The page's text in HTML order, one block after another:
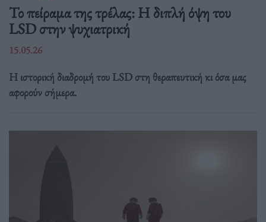
Το πείραμα της τρέλας: Η διπλή όψη του
LSD στην ψυχιατρική
15.05.26
Η ιστορική διαδρομή του LSD στη θεραπευτική κι όσα μας
αφορούν σήμερα.